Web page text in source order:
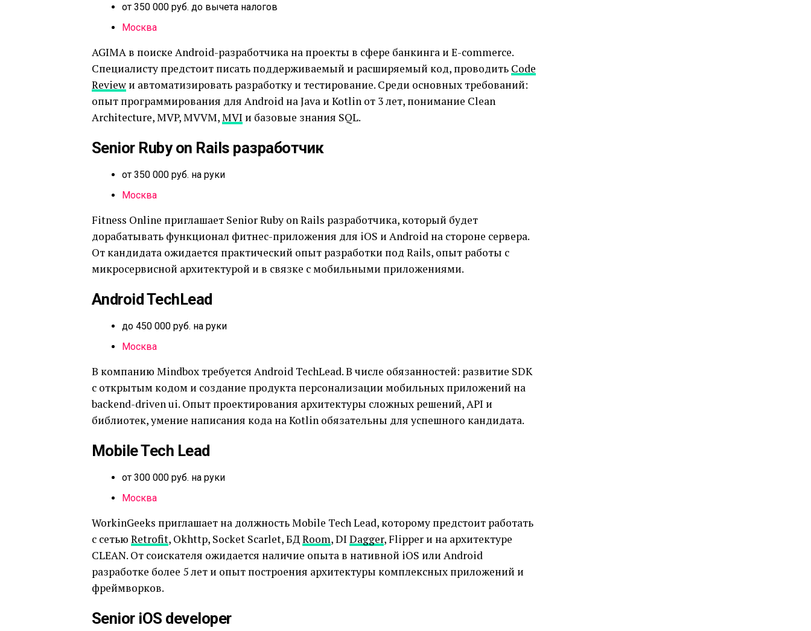
от 350 000 руб. до вычета налогов
Москва
AGIMA в поиске Android-разработчика на проекты в сфере банкинга и E-commerce.
Специалисту предстоит писать поддерживаемый и расширяемый код, проводить Code
Review и автоматизировать разработку и тестирование. Среди основных требований:
опыт программирования для Android на Java и Kotlin от 3 лет, понимание Clean
Architecture, MVP, MVVM,MVI и базовые знания SQL.
Senior Ruby on Rails разработчик
от 350 000 руб. на руки
Москва
Fitness Online приглашает Senior Ruby on Rails разработчика, который будет
дорабатывать функционал фитнес-приложения для iOS и Android на стороне сервера.
От кандидата ожидается практический опыт разработки под Rails, опыт работы с
микросервисной архитектурой и в связке с мобильными приложениями.
Android TechLead
до 450 000 руб. на руки
Москва
В компанию Mindbox требуется Android TechLead. В числе обязанностей: развитие SDK
c открытым кодом и создание продукта персонализации мобильных приложений на
backend-driven ui. Опыт проектирования архитектуры сложных решений, API и
библиотек, умение написания кода на Kotlin обязательны для успешного кандидата.
Mobile Tech Lead
от 300 000 руб. на руки
Москва
WorkinGeeks приглашает на должность Mobile Tech Lead, которому предстоит работать
с сетью Retrofit, Okhttp, Socket Scarlet, БДRoom, DI Dagger, Flipper и на архитектуре
CLEAN. От соискателя ожидается наличие опыта в нативной iOS или Android
разработке более 5 лет и опыт построения архитектуры комплексных приложений и
фреймворков.
Senior iOS developer